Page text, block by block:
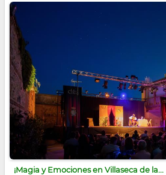
¡Magia y Emociones en Villaseca de la...